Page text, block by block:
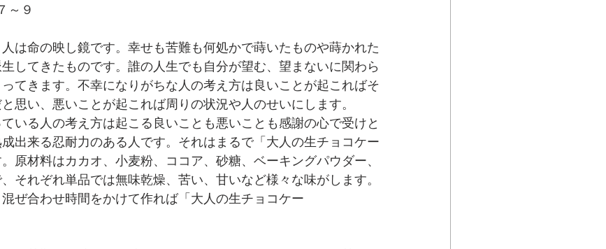
～９
は命の映し鏡です。幸せも苦難も何処かで蒔いたものや蒔かれた
してきたものです。誰の人生でも自分が望む、望まないに関わら
てきます。不幸になりがちな人の考え方は良いことが起こればそ
思い、悪いことが起これば周りの状況や人のせいにします。
いる人の考え方は起こる良いことも悪いことも感謝の心で受けと
出来る忍耐力のある人です。それはまるで「大人の生チョコケー
原材料はカカオ、小麦粉、ココア、砂糖、ベーキングパウダー、
それぞれ単品では無味乾燥、苦い、甘いなど様々な味がします。
ぜ合わせ時間をかけて作れば「大人の生チョコケー